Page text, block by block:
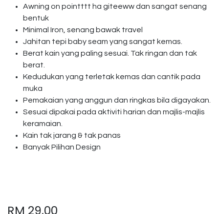
Awning on pointttt ha giteeww dan sangat senang
bentuk
Minimal Iron, senang bawak travel
Jahitan tepi baby seam yang sangat kemas.
Berat kain yang paling sesuai. Tak ringan dan tak
berat.
Kedudukan yang terletak kemas dan cantik pada
muka
Pemakaian yang anggun dan ringkas bila digayakan.
Sesuai dipakai pada aktiviti harian dan majlis-majlis
keramaian.
Kain tak jarang & tak panas
Banyak Pilihan Design
RM 29.00